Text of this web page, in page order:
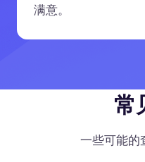
满意。
常
一些可能的